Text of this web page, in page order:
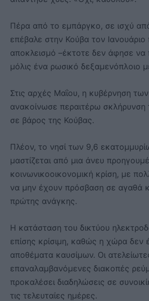
Πέρα από το εμπάργκο, σε ισχύ
επέβαλε στην Κούβα τον Ιανουάριο
αποκλεισμό –έκτοτε δεν άφησε να
μόλις ένα ρωσικό δεξαμενόπλοιο
Στις αρχές Μαΐου, η κυβέρνηση
ανακοίνωσε περαιτέρω
σε βάρος της Κούβας.
Πλέον, το νησί των 9,6
μαστίζεται από μια άνευ
κοινωνικοοικονομική κρίση, με
να μην έχουν πρόσβαση σε αγαθά
πρώτης ανάγκης.
Η κατάσταση του δικτύου
επίσης κρίσιμη, καθώς η χώρα δεν
αποθέματα καυσίμων. Οι
επαναλαμβανόμενες διακοπές
προκαλέσει διαδηλώσεις σε
τις τελευταίες ημέρες.